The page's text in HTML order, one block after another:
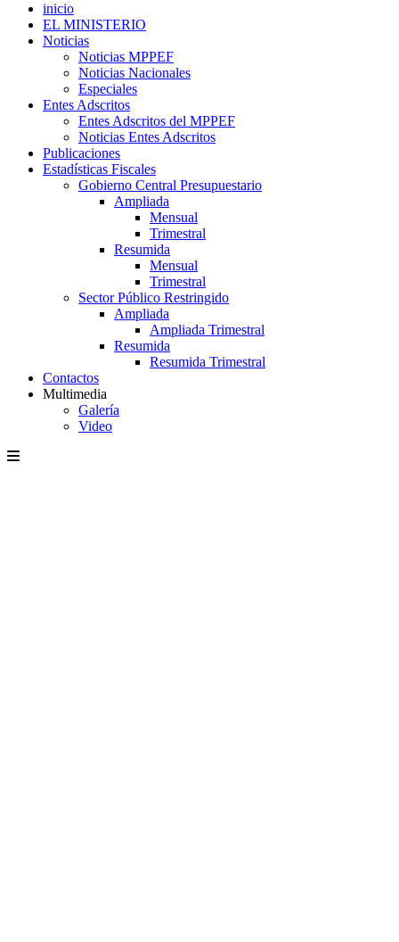
inicio
EL MINISTERIO
Noticias
Noticias MPPEF
Noticias Nacionales
Especiales
Entes Adscritos
Entes Adscritos del MPPEF
Noticias Entes Adscritos
Publicaciones
Estadísticas Fiscales
Gobierno Central Presupuestario
Ampliada
Mensual
Trimestral
Resumida
Mensual
Trimestral
Sector Público Restringido
Ampliada
Ampliada Trimestral
Resumida
Resumida Trimestral
Contactos
Multimedia
Galería
Video